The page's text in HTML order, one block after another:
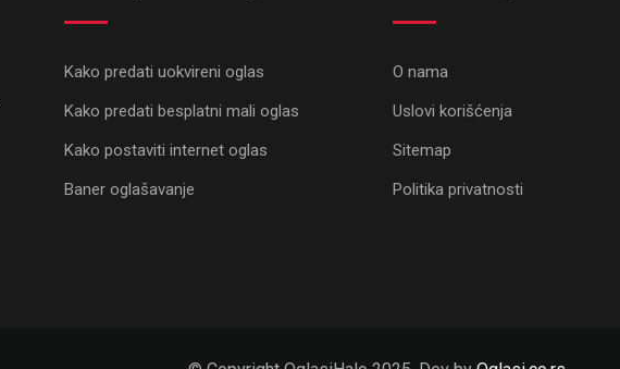
Kako predati uokvireni oglas
Kako predati besplatni mali oglas
Kako postaviti internet oglas
Baner oglašavanje
O nama
Uslovi korišćenja
Sitemap
Politika privatnosti